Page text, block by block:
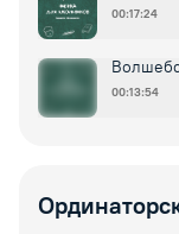
00:17:24
00:13:54